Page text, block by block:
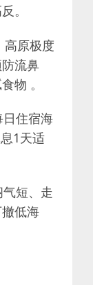
。
高原极度
流鼻
物 。
住宿海
1天适
短、走
低海